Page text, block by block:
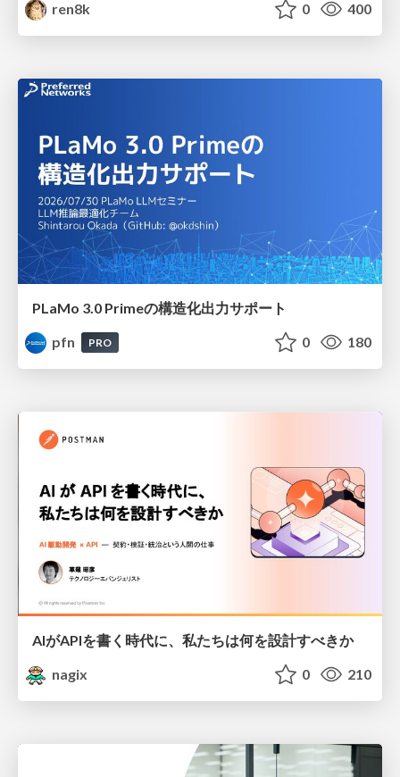
ren8k 0 400
PLaMo 3.0 Primeの構造化出力サポート
pfn
PRO 0 180
AIがAPIを書く時代に、私たちは何を設計すべきか
nagix
0 210